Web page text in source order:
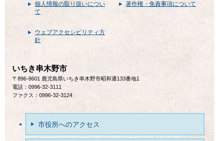
個人情報の取り扱いについ
て
著作権・免責事項について
ウェブアクセシビリティ方
針
いちき串木野市
〒896-8601 鹿児島県いちき串木野市昭和通133番地1
電話：0996-32-3111
ファクス：0996-32-3124
市役所へのアクセス